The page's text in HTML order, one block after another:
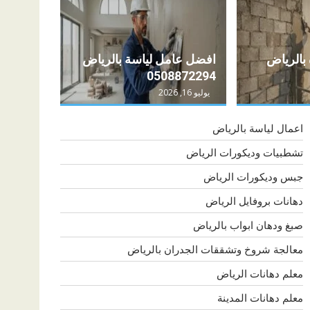
افضل عامل لياسة بالرياض
0508872294
يوليو 16, 2026
اعمال لياسة بالرياض
تشطبيات وديكورات الرياض
جبس وديكورات الرياض
دهانات بروفايل الرياض
صبغ ودهان ابواب بالرياض
معالجة شروخ وتشققات الجدران بالرياض
معلم دهانات الرياض
معلم دهانات المدينة